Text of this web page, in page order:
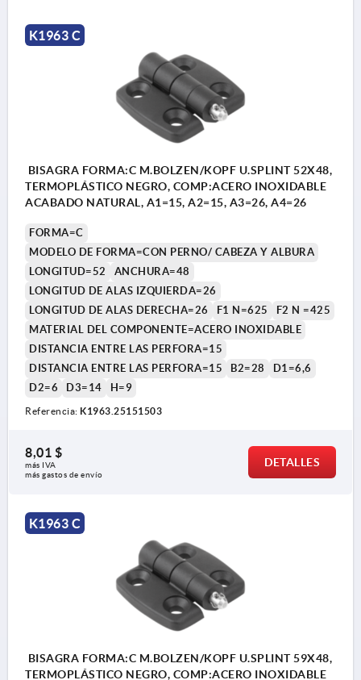
Forma A: con perno insertable
Forma C: con perno/ cabeza y albura
2) Perno de eje
K1963 C
BISAGRA FORMA:C M.BOLZEN/KOPF U.SPLINT 52X48,
TERMOPLÁSTICO NEGRO, COMP:ACERO INOXIDABLE
ACABADO NATURAL, A1=15, A2=15, A3=26, A4=26
FORMA=C
MODELO DE FORMA=CON PERNO/ CABEZA Y ALBURA
LONGITUD=52
ANCHURA=48
LONGITUD DE ALAS IZQUIERDA=26
LONGITUD DE ALAS DERECHA=26
F1 N=625
F2 N =425
MATERIAL DEL COMPONENTE=ACERO INOXIDABLE
DISTANCIA ENTRE LAS PERFORA=15
DISTANCIA ENTRE LAS PERFORA=15
B2=28
D1=6,6
D2=6
D3=14 H=9
Referencia: K1963.25151503
8,01 $
más IVA
más gastos de envío
DETALLES
K1963 C
BISAGRA FORMA:C M.BOLZEN/KOPF U.SPLINT 59X48,
TERMOPLÁSTICO NEGRO, COMP:ACERO INOXIDABLE